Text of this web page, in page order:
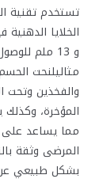
تستخدم تقنية
و 13 ملم
مثاليلنحت
والفخذين وتحت
المؤخرة،
مما يساعد
المرضى وثقة
بشكل طبيعي